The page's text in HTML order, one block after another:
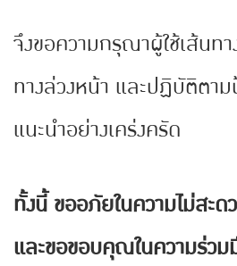
จึงขอความกรุณาผู้ใช้เส้นท
ทางล่วงหน้า และปฏิบัติตา
แนะนำอย่างเคร่งครัด
ทั้งนี้ ขออภัยในความไม่สะ
และขอขอบคุณในความร่วม